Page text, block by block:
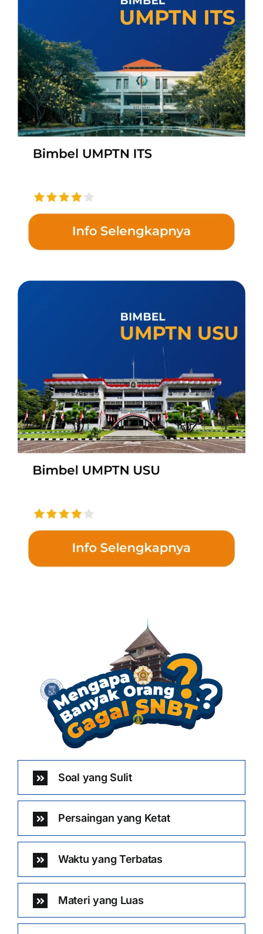
Soal yang Sulit
Persaingan yang Ketat
Waktu yang Terbatas
Materi yang Luas